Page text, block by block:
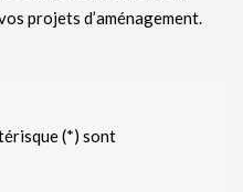
projets d’aménagement.
(*) sont